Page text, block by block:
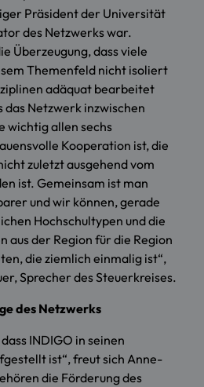
Präsident der Universität
des Netzwerks war.
Überzeugung, dass viele
Themenfeld nicht isoliert
adäquat bearbeitet
das Netzwerk inzwischen
wichtig allen sechs
Kooperation ist, die
zuletzt ausgehend vom
ist. Gemeinsam ist man
und wir können, gerade
Hochschultypen und die
aus der Region für die Region
die ziemlich einmalig ist“,
Sprecher des Steuerkreises.
des Netzwerks
INDIGO in seinen
ist“, freut sich Anne-
die Förderung des